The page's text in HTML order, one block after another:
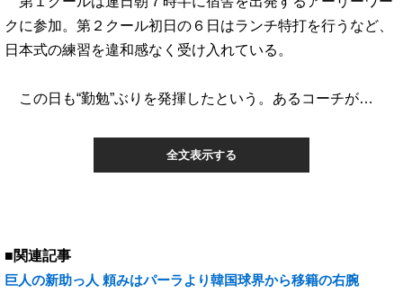
クに参加。第２クール初日の６日はランチ特打を行うなど、
日本式の練習を違和感なく受け入れている。
この日も“勤勉”ぶりを発揮したという。あるコーチが…
全文表示する
■関連記事
巨人の新助っ人 頼みはパーラより韓国球界から移籍の右腕